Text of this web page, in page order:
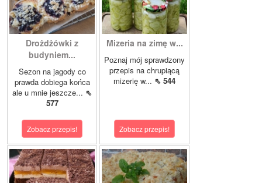
Drożdżówki z
budyniem...
Sezon na jagody co
prawda dobiega końca
ale u mnie jeszcze... ⇖
577
Zobacz przepis!
Mizeria na zimę w...
Poznaj mój sprawdzony
przepis na chrupiącą
mizerię w... ⇖ 544
Zobacz przepis!